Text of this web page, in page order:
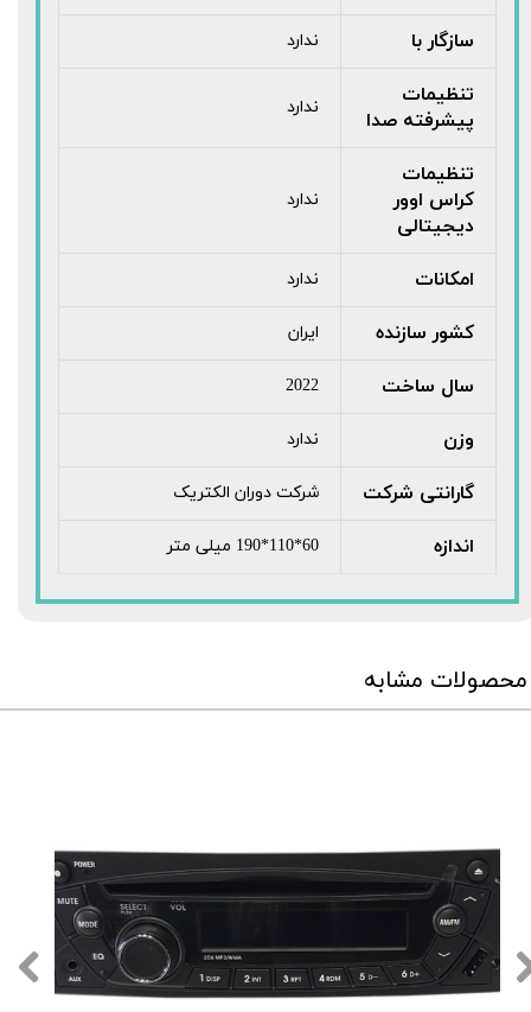
سازگار با ندارد
تنظیمات
پیشرفته صدا
ندارد
تنظیمات
کراس اوور
دیجیتالی
ندارد
امکانات ندارد
کشور سازنده ایران
سال ساخت 2022
وزن ندارد
گارانتی شرکت شرکت دوران الکتریک
اندازه 60*110*190 میلی متر
محصولات مشابه